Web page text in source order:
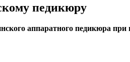
педикюру
аппаратного педикюра при